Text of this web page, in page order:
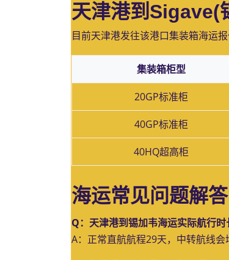
天津港到Sigave(
目前天津港发往该港口集装箱海运
集装箱柜型
20GP标准柜
40GP标准柜
40HQ超高柜
海运常见问题解答
Q：天津港到锡加韦海运实际航行时
A：正常直航航程29天，中转航线会